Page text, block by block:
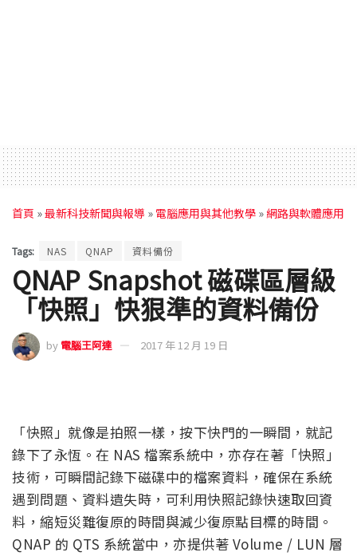
首頁 »最新科技新聞與報導 » 電腦應用與其他教學 » 網路與軟體應用
Tags: NAS QNAP 資料備份
QNAP Snapshot 磁碟區層級
「快照」快狠準的資料備份
by 電腦王阿達 2017 年 12 月 19 日
「快照」就像是拍照一樣，按下快門的一瞬間，就記
錄下了永恆。在 NAS 檔案系統中，亦存在著「快照」
技術，可瞬間記錄下磁碟中的檔案資料，確保在系統
遇到問題、資料遺失時，可利用快照記錄快速取回資
料，縮短災難復原的時間與減少復原點目標的時間。
QNAP 的 QTS 系統當中，亦提供著 Volume / LUN 層